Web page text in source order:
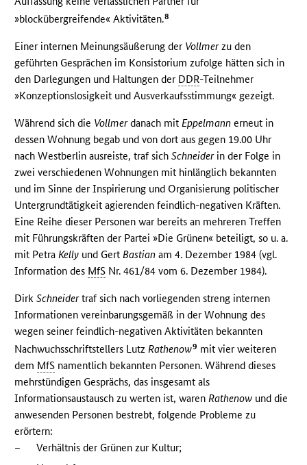
»blockübergreifende« Aktivitäten.8
Einer internen Meinungsäußerung der Vollmerzu den
geführten Gesprächen im Konsistorium zufolge hätten sich in
den Darlegungen und Haltungen der DDR-Teilnehmer
»Konzeptionslosigkeit und Ausverkaufsstimmung« gezeigt.
Während sich die Vollmerdanach mitEppelmann erneut in
dessen Wohnung begab und von dort aus gegen 19.00 Uhr
nach Westberlin ausreiste, traf sichSchneiderin der Folge in
zwei verschiedenen Wohnungen mit hinlänglich bekannten
und im Sinne der Inspirierung und Organisierung politischer
Untergrundtätigkeit agierenden feindlich-negativen Kräften.
Eine Reihe dieser Personen war bereits an mehreren Treffen
mit Führungskräften der Partei »Die Grünen« beteiligt, so u. a.
mit PetraKelly und GertBastian am 4. Dezember 1984 (vgl.
Information des MfS Nr. 461/84 vom 6. Dezember 1984).
DirkSchneidertraf sich nach vorliegenden streng internen
Informationen vereinbarungsgemäß in der Wohnung des
wegen seiner feindlich-negativen Aktivitäten bekannten
Nachwuchsschriftstellers LutzRathenow9 mit vier weiteren
dem MfS namentlich bekannten Personen. Während dieses
mehrstündigen Gesprächs, das insgesamt als
Informationsaustausch zu werten ist, warenRathenow und die
anwesenden Personen bestrebt, folgende Probleme zu
erörtern:
–
Verhältnis der Grünen zur Kultur;